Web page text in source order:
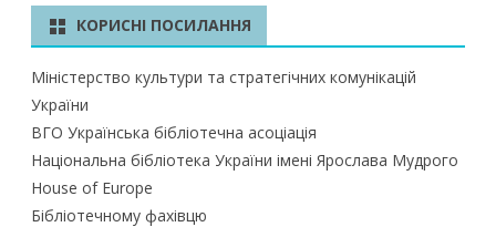
КОРИСНІ ПОСИЛАННЯ
Міністерство культури та стратегічних комунікацій
України
ВГО Українська бібліотечна асоціація
Національна бібліотека України імені Ярослава Мудрого
House of Europe
Бібліотечному фахівцю